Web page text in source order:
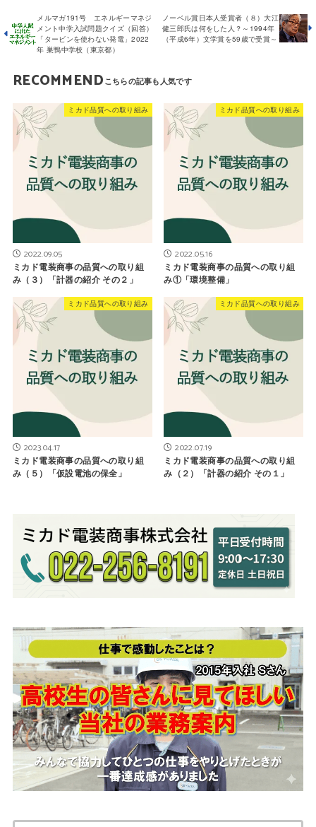
ノーベル賞日本人受賞者（８）大江
健三郎氏は何をした人？～1994年
（平成6年）文学賞を59歳で受賞～
メルマガ191号 エネルギーマネジ
メント中学入試問題クイズ（回答）
「タービンを使わない発電」2022
年 巣鴨中学校（東京都）
RECOMMEND
ミカド品質への取り組み
2022.09.05
ミカド電装商事の品質への取り組
み（３）「計器の紹介 その２」
ミカド品質への取り組み
2022.05.16
ミカド電装商事の品質への取り組
み①「環境整備」
ミカド品質への取り組み
2023.04.17
ミカド電装商事の品質への取り組
み（５）「仮設電池の保全」
ミカド品質への取り組み
2022.07.19
ミカド電装商事の品質への取り組
み（２）「計器の紹介 その１」